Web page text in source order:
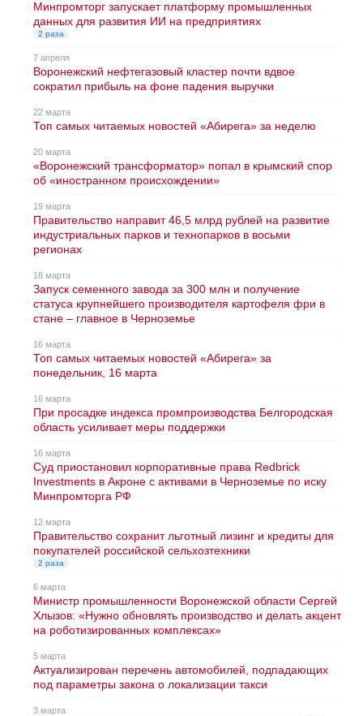
Минпромторг запускает платформу промышленных
данных для развития ИИ на предприятиях
2 раза
7 апреля
Воронежский нефтегазовый кластер почти вдвое
сократил прибыль на фоне падения выручки
22 марта
Топ самых читаемых новостей «Абирега» за неделю
20 марта
«Воронежский трансформатор» попал в крымский спор
об «иностранном происхождении»
19 марта
Правительство направит 46,5 млрд рублей на развитие
индустриальных парков и технопарков в восьми
регионах
18 марта
Запуск семенного завода за 300 млн и получение
статуса крупнейшего производителя картофеля фри в
стане – главное в Черноземье
16 марта
Топ самых читаемых новостей «Абирега» за
понедельник, 16 марта
16 марта
При просадке индекса промпроизводства Белгородская
область усиливает меры поддержки
16 марта
Суд приостановил корпоративные права Redbriсk
Investments в Акроне с активами в Черноземье по иску
Минпромторга РФ
12 марта
Правительство сохранит льготный лизинг и кредиты для
покупателей российской сельхозтехники
2 раза
6 марта
Министр промышленности Воронежской области Сергей
Хлызов: «Нужно обновлять производство и делать акцент
на роботизированных комплексах»
5 марта
Актуализирован перечень автомобилей, подпадающих
под параметры закона о локализации такси
3 марта